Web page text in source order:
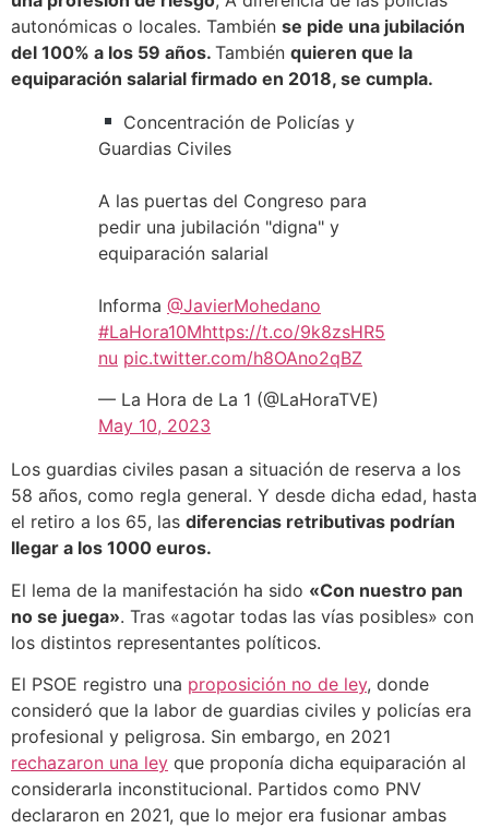
autonómicas o locales. También se pide una jubilación
del 100% a los 59 años. También quieren que la
equiparación salarial firmado en 2018, se cumpla.
Concentración de Policías y
Guardias Civiles
A las puertas del Congreso para
pedir una jubilación "digna" y
equiparación salarial
Informa @JavierMohedano
#LaHora10Mhttps://t.co/9k8zsHR5
nu pic.twitter.com/h8OAno2qBZ
— La Hora de La 1 (@LaHoraTVE)
May 10, 2023
Los guardias civiles pasan a situación de reserva a los
58 años, como regla general. Y desde dicha edad, hasta
el retiro a los 65, las diferencias retributivas podrían
llegar a los 1000 euros.
El lema de la manifestación ha sido «Con nuestro pan
no se juega». Tras «agotar todas las vías posibles» con
los distintos representantes políticos.
El PSOE registro una proposición no de ley, donde
consideró que la labor de guardias civiles y policías era
profesional y peligrosa. Sin embargo, en 2021
rechazaron una ley que proponía dicha equiparación al
considerarla inconstitucional. Partidos como PNV
declararon en 2021, que lo mejor era fusionar ambas